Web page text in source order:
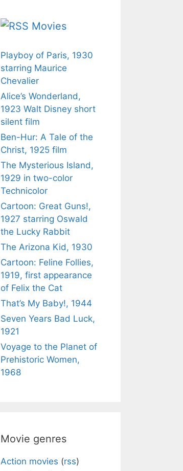
Movies
Playboy of Paris, 1930
starring Maurice
Chevalier
Alice’s Wonderland,
1923 Walt Disney short
silent film
Ben-Hur: A Tale of the
Christ, 1925 film
The Mysterious Island,
1929 in two-color
Technicolor
Cartoon: Great Guns!,
1927 starring Oswald
the Lucky Rabbit
The Arizona Kid, 1930
Cartoon: Feline Follies,
1919, first appearance
of Felix the Cat
That’s My Baby!, 1944
Seven Years Bad Luck,
1921
Voyage to the Planet of
Prehistoric Women,
1968
Movie genres
Action movies (rss)